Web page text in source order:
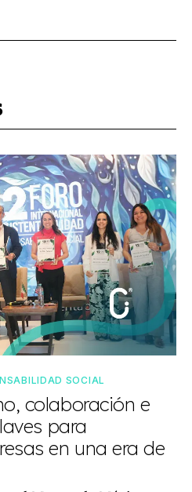
SOCIAL
colaboración e
para
en una era de